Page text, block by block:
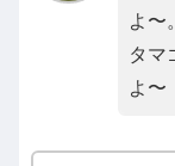
よ〜。
タマ
よ〜